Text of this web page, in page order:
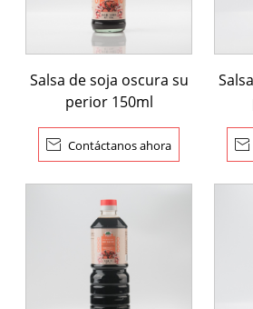
Salsa de soja oscura su
perior 150ml
 Contáctanos ahora 